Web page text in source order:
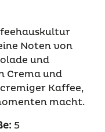
Noten von
und
Crema und
Kaffee,
macht.
5